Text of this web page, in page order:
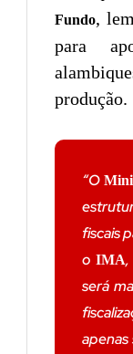
Fundo,
para
produção.
“O
fiscais
oIMA
será